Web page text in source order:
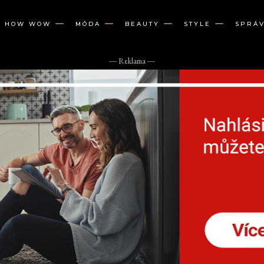
HOW WOW MÓDA BEAUTY STYLE
― Reklama ―